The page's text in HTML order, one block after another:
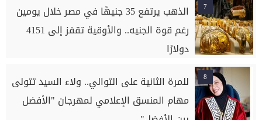
7
الذهب يرتفع 35 جنيهًا في مصر خلال يومين
رغم قوة الجنيه.. والأوقية تقفز إلى 4151
دولارًا
8
للمرة الثانية على التوالي.. ولاء السيد تتولى
مهام المنسق الإعلامي لمهرجان "الأفضل